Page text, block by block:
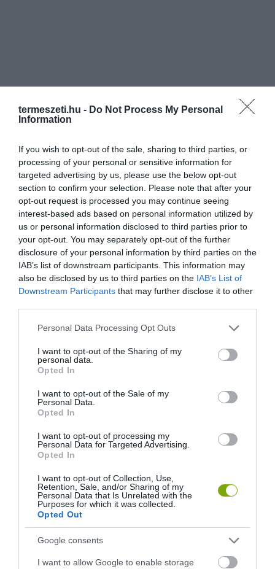
termeszeti.hu - Do Not Process My Personal
Information
If you wish to opt-out of the sale, sharing to third parties, or
processing of your personal or sensitive information for
targeted advertising by us, please use the below opt-out
section to confirm your selection. Please note that after your
opt-out request is processed you may continue seeing
interest-based ads based on personal information utilized by
us or personal information disclosed to third parties prior to
your opt-out. You may separately opt-out of the further
disclosure of your personal information by third parties on the
IAB’s list of downstream participants. This information may
also be disclosed by us to third parties on the IAB’s List of
Downstream Participants that may further disclose it to other
Please note that this website/app uses one or more Google
not limited to your visit or usage behaviour. You may click to
grant or deny consent to Google and its third-party tags to
use your data for below specified purposes in below Google
consent section.
Personal Data Processing Opt Outs
I want to opt-out of the Sharing of my
personal data.
Opted In
I want to opt-out of the Sale of my
Personal Data.
Opted In
I want to opt-out of processing my
Personal Data for Targeted Advertising.
Opted In
I want to opt-out of Collection, Use,
Retention, Sale, and/or Sharing of my
Personal Data that Is Unrelated with the
Purposes for which it was collected.
Opted Out
Google consents
I want to allow Google to enable storage
ELŐZŐ CIKK
MAGYARORSZÁGI ÁLLATOK ELTŰNÉSE: MIÉRT TŰNTEK EL, ÉS
MAGYARORSZÁG ELFELEDETT VÍZIMALMAI: MÚLTJUK,
JELENÜK, JÖVŐJÜK
HASONLÓ ÉRDEKESSÉGEK